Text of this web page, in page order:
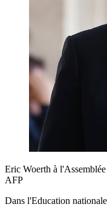
Eric Woerth à
AFP
Dans l'Education